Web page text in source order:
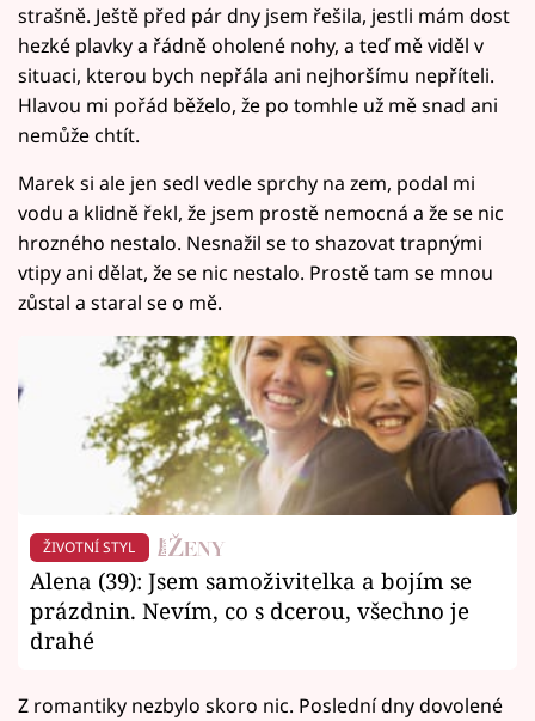
strašně. Ještě před pár dny jsem řešila, jestli mám dost
hezké plavky a řádně oholené nohy, a teď mě viděl v
situaci, kterou bych nepřála ani nejhoršímu nepříteli.
Hlavou mi pořád běželo, že po tomhle už mě snad ani
nemůže chtít.
Marek si ale jen sedl vedle sprchy na zem, podal mi
vodu a klidně řekl, že jsem prostě nemocná a že se nic
hrozného nestalo. Nesnažil se to shazovat trapnými
vtipy ani dělat, že se nic nestalo. Prostě tam se mnou
zůstal a staral se o mě.
ŽIVOTNÍ STYL
Alena (39): Jsem samoživitelka a bojím se
prázdnin. Nevím, co s dcerou, všechno je
drahé
Z romantiky nezbylo skoro nic. Poslední dny dovolené